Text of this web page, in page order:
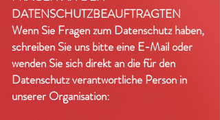
DATENSCHUTZBEAUFTRAGTEN
Wenn Sie Fragen zum Datenschutz haben,
schreiben Sie uns bitte eine E-Mail oder
wenden Sie sich direkt an die für den
Datenschutz verantwortliche Person in
unserer Organisation: